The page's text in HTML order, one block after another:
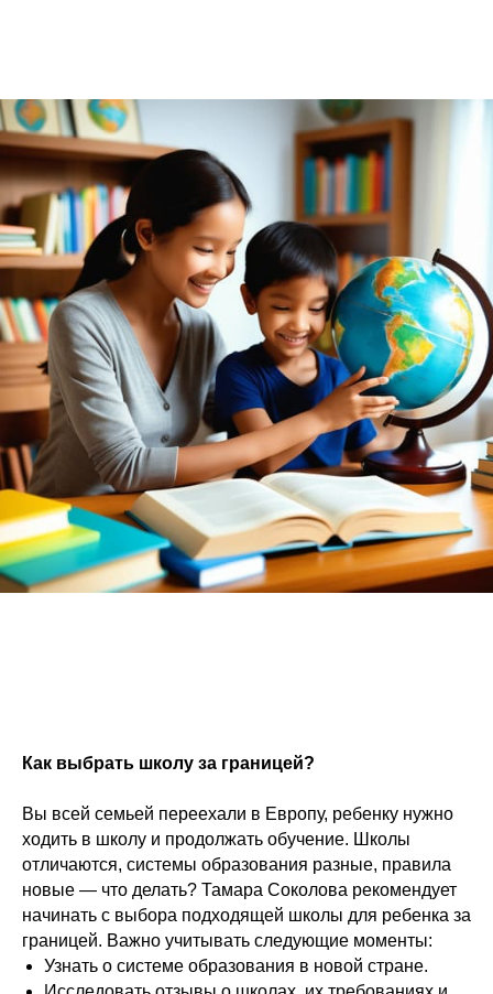
Как выбрать школу за границей?
Вы всей семьей переехали в Европу, ребенку нужно
ходить в школу и продолжать обучение. Школы
отличаются, системы образования разные, правила
новые — что делать? Тамара Соколова рекомендует
начинать с выбора подходящей школы для ребенка за
границей. Важно учитывать следующие моменты:
Узнать о системе образования в новой стране.